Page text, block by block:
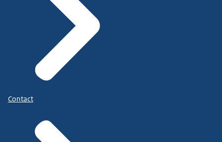
Contact